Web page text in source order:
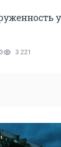
3 221